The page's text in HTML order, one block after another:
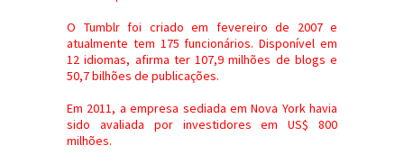
O Tumblr foi criado em fevereiro de 2007 e
atualmente tem 175 funcionários. Disponível em
12 idiomas, afirma ter 107,9 milhões de blogs e
50,7 bilhões de publicações.
Em 2011, a empresa sediada em Nova York havia
sido avaliada por investidores em US$ 800
milhões.